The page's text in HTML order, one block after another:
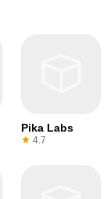
Pika Labs
4.7